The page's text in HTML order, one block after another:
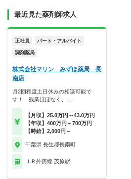
最近見た薬剤師求人
正社員 パート・アルバイト
調剤薬局
株式会社マリン みずほ薬局 長
南店
月2回程度土日休みの相談可能で
す！ 残業ほぼなく、…
【月収】25.0万円～43.0万円
【年収】400万円～700万円
【時給】2,000円～
千葉県 長生郡長南町
ＪＲ外房線 茂原駅